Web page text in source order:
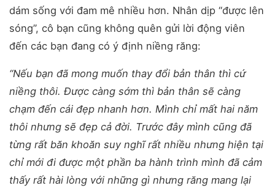
dám sống với đam mê nhiều hơn. Nhân dịp “được lên
sóng”, cô bạn cũng không quên gửi lời động viên
đến các bạn đang có ý định niềng răng:
“Nếu bạn đã mong muốn thay đổi bản thân thì cứ
niềng thôi. Được càng sớm thì bản thân sẽ càng
chạm đến cái đẹp nhanh hơn. Mình chỉ mất hai năm
thôi nhưng sẽ đẹp cả đời. Trước đây mình cũng đã
từng rất băn khoăn suy nghĩ rất nhiều nhưng hiện tại
chỉ mới đi được một phần ba hành trình mình đã cảm
thấy rất hài lòng với những gì nhưng răng mang lại